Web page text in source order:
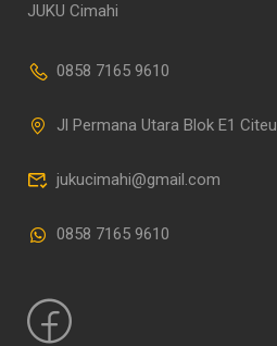
JUKU Cimahi
0858 7165 9610
Jl Permana Utara Blok E1
jukucimahi@gmail.com
0858 7165 9610